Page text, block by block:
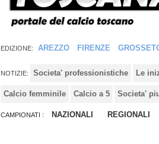
EDIZIONE: AREZZO FIRENZE
NOTIZIE: Societa' professionistiche Le
Calcio femminile Calcio a 5 Societa'
CAMPIONATI : NAZIONALI REGIONALI